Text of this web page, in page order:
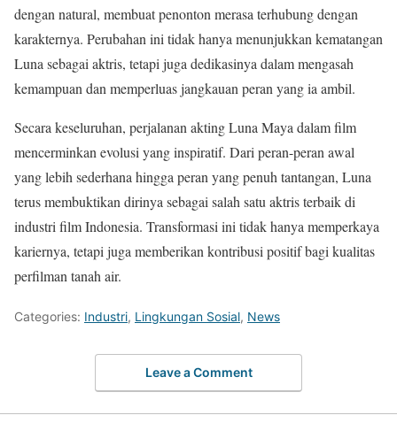
dengan natural, membuat penonton merasa terhubung dengan
karakternya. Perubahan ini tidak hanya menunjukkan kematangan
Luna sebagai aktris, tetapi juga dedikasinya dalam mengasah
kemampuan dan memperluas jangkauan peran yang ia ambil.
Secara keseluruhan, perjalanan akting Luna Maya dalam film
mencerminkan evolusi yang inspiratif. Dari peran-peran awal
yang lebih sederhana hingga peran yang penuh tantangan, Luna
terus membuktikan dirinya sebagai salah satu aktris terbaik di
industri film Indonesia. Transformasi ini tidak hanya memperkaya
kariernya, tetapi juga memberikan kontribusi positif bagi kualitas
perfilman tanah air.
Categories: Industri, Lingkungan Sosial, News
Leave a Comment